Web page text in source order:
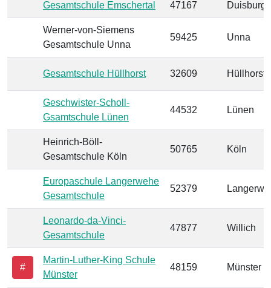
Gesamtschule Emschertal 47167 Duisburg
Werner-von-Siemens
Gesamtschule Unna
59425 Unna
Gesamtschule Hüllhorst 32609 Hüllhorst
Geschwister-Scholl-
Gsamtschule Lünen
44532 Lünen
Heinrich-Böll-
Gesamtschule Köln
50765 Köln
Europaschule Langerwehe
Gesamtschule
52379
Leonardo-da-Vinci-
Gesamtschule
47877 Willich
#
Martin-Luther-King Schule
Münster
48159 Münster